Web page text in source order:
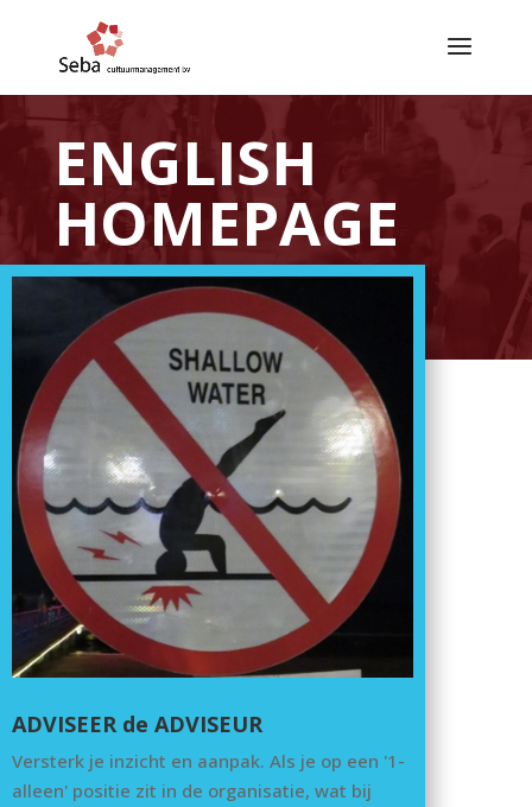
ENGLISH
HOMEPAGE
ADVISEER de ADVISEUR
Versterk je inzicht en aanpak. Als je op een '1-
alleen' positie zit in de organisatie, wat bij